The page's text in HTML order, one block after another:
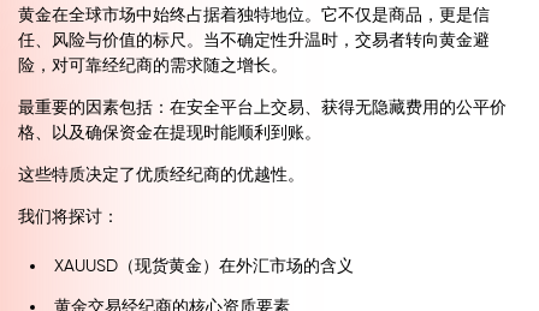
黄金在全球市场中始终占据着独特地位。它不仅是商品，更是信
任、风险与价值的标尺。当不确定性升温时，交易者转向黄金避
险，对可靠经纪商的需求随之增长。
最重要的因素包括：在安全平台上交易、获得无隐藏费用的公平价
格、以及确保资金在提现时能顺利到账。
这些特质决定了优质经纪商的优越性。
我们将探讨：
XAUUSD（现货黄金）在外汇市场的含义
黄金交易经纪商的核心资质要素